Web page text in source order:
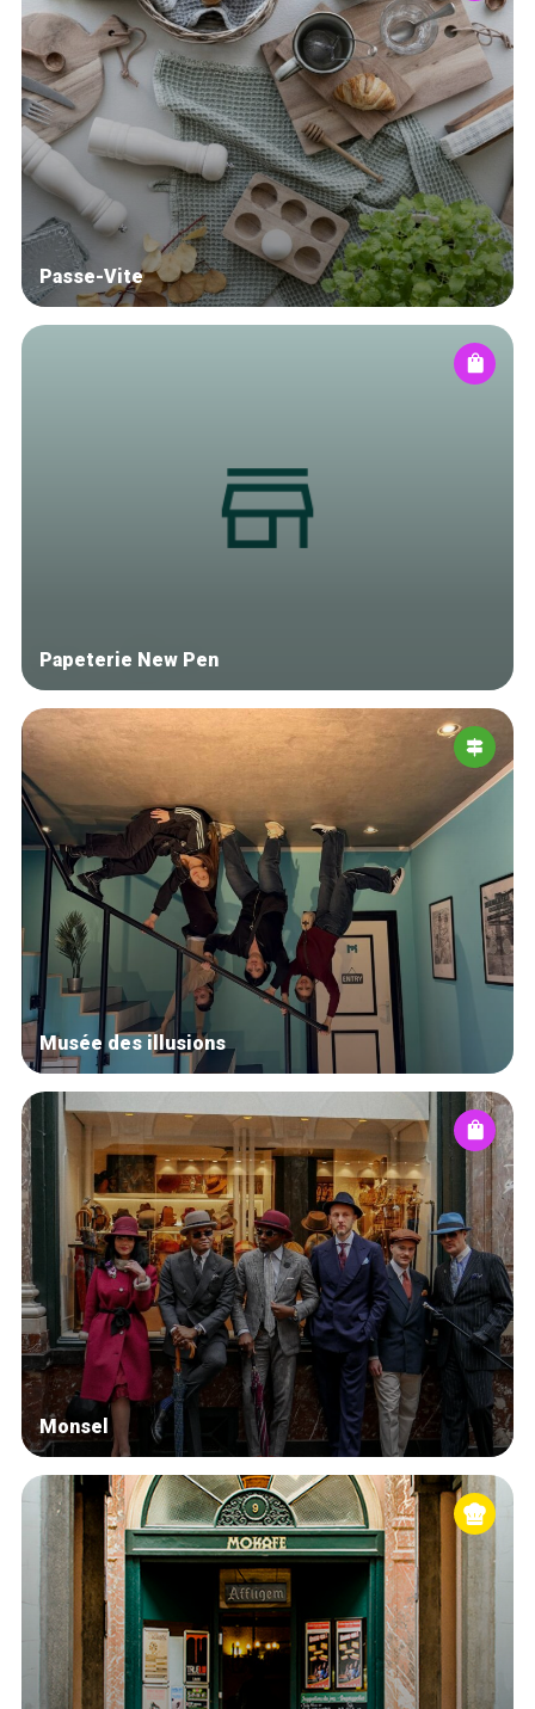
Accueil
Bonnes adresses
Quartiers
Blog
Tops 10
Artisans
A propos
Passe-Vite
Papeterie New Pen
Musée des illusions
Monsel